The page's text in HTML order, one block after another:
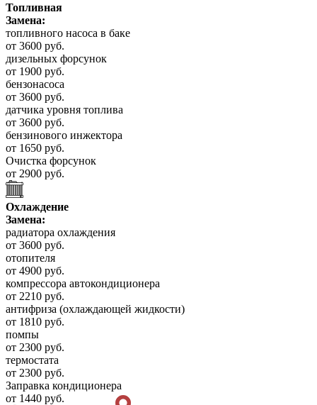
Топливная
Замена:
топливного насоса в баке
от 3600 руб.
дизельных форсунок
от 1900 руб.
бензонасоса
от 3600 руб.
датчика уровня топлива
от 3600 руб.
бензинового инжектора
от 1650 руб.
Очистка форсунок
от 2900 руб.
Охлаждение
Замена:
радиатора охлаждения
от 3600 руб.
отопителя
от 4900 руб.
компрессора автокондиционера
от 2210 руб.
антифриза (охлаждающей жидкости)
от 1810 руб.
помпы
от 2300 руб.
термостата
от 2300 руб.
Заправка кондиционера
от 1440 руб.